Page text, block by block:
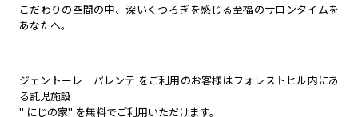
こだわりの空間の中、深いくつろぎを感じる至福のサロンタイムを
あなたへ。
ジェントーレ パレンテ をご利用のお客様はフォレストヒル内にあ
る託児施設
" にじの家" を無料でご利用いただけます。